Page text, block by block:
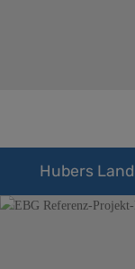
Hubers